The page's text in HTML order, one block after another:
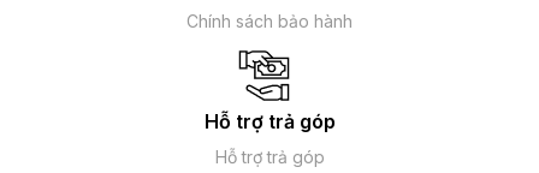
Chính sách bảo hành
Hỗ trợ trả góp
Hỗ trợ trả góp